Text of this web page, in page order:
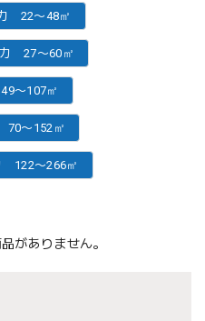
22〜48㎡
27〜60㎡
〜107㎡
〜152㎡
122〜266㎡
がありません。